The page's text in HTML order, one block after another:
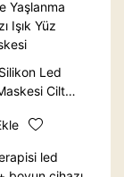
Led
Cilt
Işık Yüz